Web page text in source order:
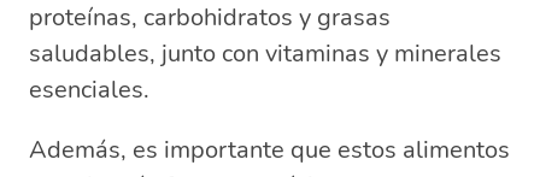
proteínas, carbohidratos y grasas
saludables, junto con vitaminas y minerales
esenciales.
Además, es importante que estos alimentos